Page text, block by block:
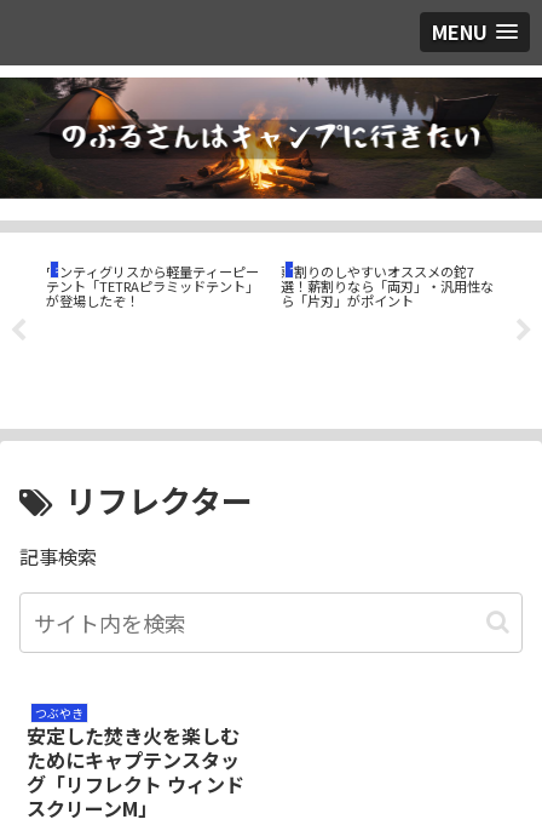
MENU
ギア
ワンティグリスから軽量ティーピー
テント「TETRAピラミッドテント」
が登場したぞ！
つぶやき
薪割りのしやすいオススメの鉈7
選！薪割りなら「両刃」・汎用性な
ら「片刃」がポイント
リフレクター
記事検索
つぶやき
安定した焚き火を楽しむ
ためにキャプテンスタッ
グ「リフレクト ウィンド
スクリーンM」